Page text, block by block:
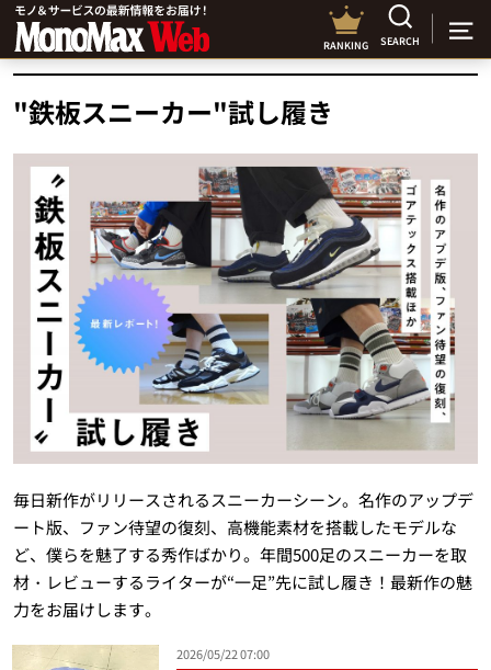
RANKING SEARCH
"鉄板スニーカー"試し履き
毎日新作がリリースされるスニーカーシーン。名作のアップデ
ート版、ファン待望の復刻、高機能素材を搭載したモデルな
ど、僕らを魅了する秀作ばかり。年間500足のスニーカーを取
材・レビューするライターが“一足”先に試し履き！最新作の魅
力をお届けします。
2026/05/22 07:00